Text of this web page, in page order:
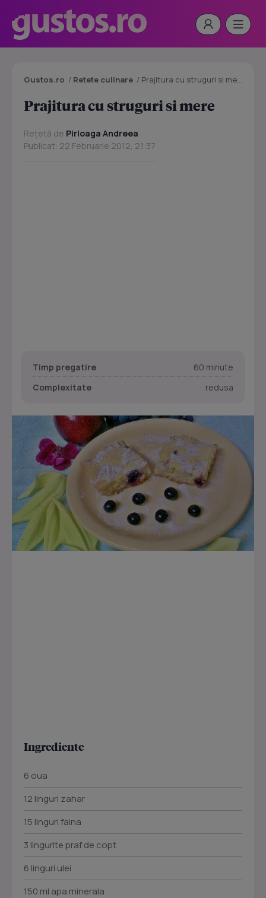
Gustos.ro / Retete culinare / Prajitura cu struguri si mere
Prajitura cu struguri si mere
Rețetă de Pirloaga Andreea
Publicat: 22 Februarie 2012, 21:37
Timp pregatire
60 minute
Complexitate
redusa
Ingrediente
6 oua
12 linguri zahar
15 linguri faina
3 lingurite praf de copt
6 linguri ulei
150 ml apa minerala